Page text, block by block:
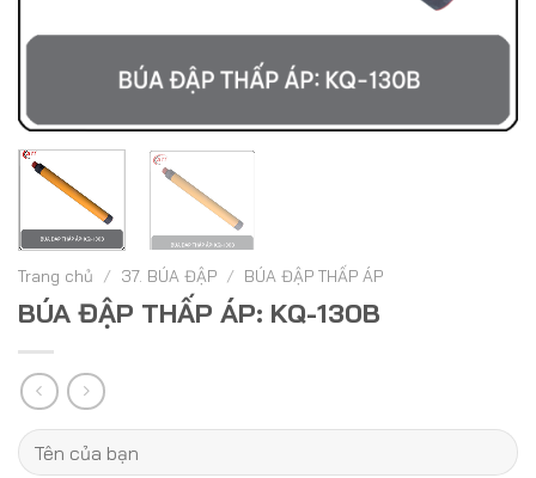
Trang chủ / 37. BÚA ĐẬP / BÚA ĐẬP THẤP ÁP
BÚA ĐẬP THẤP ÁP: KQ-130B